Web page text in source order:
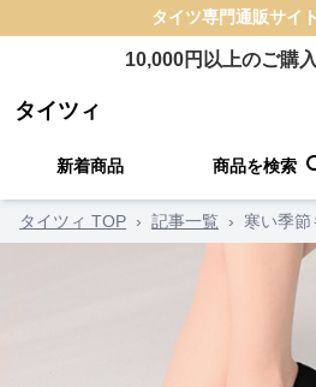
タイツ専門通販サイト
10,000円以上のご購
タイツィ
新着商品 商品を検索
タイツィ TOP › 記事一覧 › 寒い季